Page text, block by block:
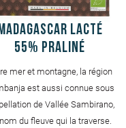
Lacté
55% Praliné
mer et montagne, la région
est aussi connue sous
de Vallée Sambirano,
du fleuve qui la traverse.